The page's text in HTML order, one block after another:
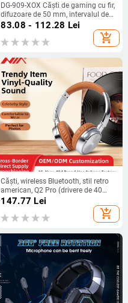
DG-909-XOX Căști de gaming cu fir,
difuzoare de 50 mm, intervalul de
frecvență 20 Hz–20 kHz,
sensibilitate 98 dB, cablu de 2 m,
microfon, USB și 3,5 mm, pentru PC,
83.08 - 112.28 Lei
add_shopping_cart
Căști, wireless Bluetooth, stil retro
american, Q2 Pro (drivere de 40
mm, interval de frecvență 20-20000
147.77 Lei
add_shopping_cart